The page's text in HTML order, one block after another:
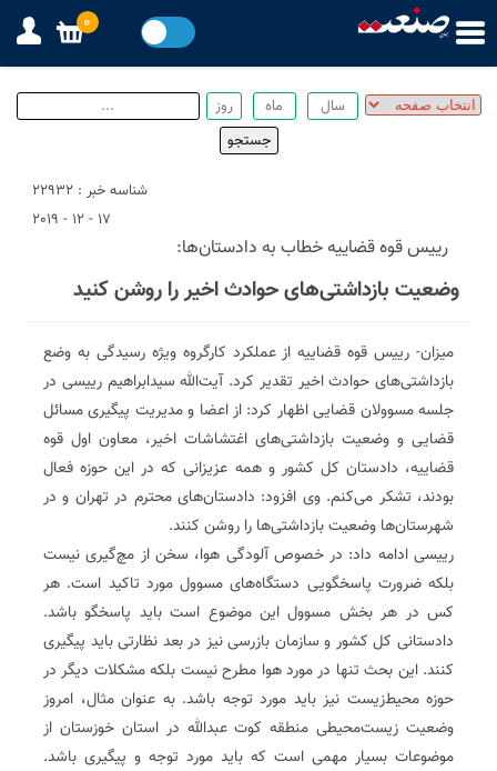
شناسه خبر : 22932
17 - 12 - 2019
رییس قوه قضاییه خطاب به دادستان‌ها:
وضعیت بازداشتی‌های حوادث اخیر را روشن کنید
میزان- رییس قوه قضاییه از عملکرد کارگروه ویژه رسیدگی به وضع
بازداشتی‌های حوادث اخیر تقدیر کرد. آیت‌الله سیدابراهیم رییسی در
جلسه مسوولان قضایی اظهار کرد: از اعضا و مدیریت پیگیری مسائل
قضایی و وضعیت بازداشتی‌های اغتشاشات اخیر، معاون اول قوه
قضاییه، دادستان کل کشور و همه عزیزانی که در این حوزه فعال
بودند، تشکر می‌کنم. وی افزود: دادستان‌های محترم در تهران و در
شهرستان‌ها وضعیت بازداشتی‌ها را روشن کنند.
رییسی ادامه داد: در خصوص آلودگی هوا، سخن از مچ‌گیری نیست
بلکه ضرورت پاسخگویی دستگاه‌های مسوول مورد تاکید است. هر
کس در هر بخش مسوول این موضوع است باید پاسخگو باشد.
دادستانی کل کشور و سازمان بازرسی نیز در بعد نظارتی باید پیگیری
کنند. این بحث تنها در مورد هوا مطرح نیست بلکه مشکلات دیگر در
حوزه محیط‌زیست نیز باید مورد توجه باشد. به عنوان مثال، امروز
وضعیت زیست‌محیطی منطقه کوت عبدالله در استان خوزستان از
موضوعات بسیار مهمی است که باید مورد توجه و پیگیری باشد.
0